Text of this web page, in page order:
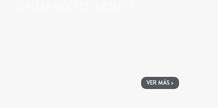
VER MÁS >